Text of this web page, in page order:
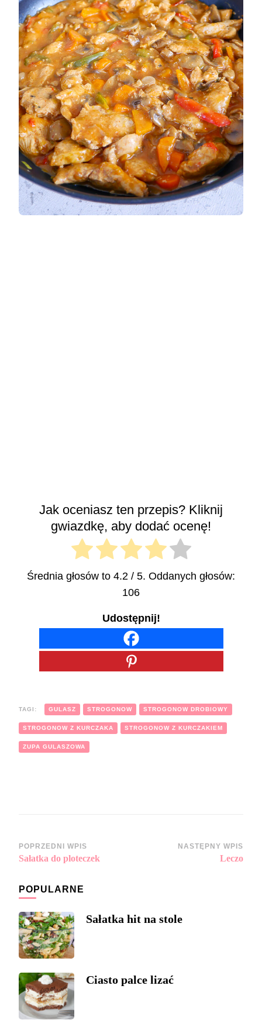
Jak oceniasz ten przepis? Kliknij
gwiazdkę, aby dodać ocenę!
Średnia głosów to 4.2 / 5. Oddanych głosów:
106
Udostępnij!
TAGI: GULASZ STROGONOW STROGONOW DROBIOWY
STROGONOW Z KURCZAKA STROGONOW Z KURCZAKIEM
ZUPA GULASZOWA
Zobacz
wpisy
POPRZEDNI WPIS
Sałatka do ploteczek
NASTĘPNY WPIS
Leczo
POPULARNE
Sałatka hit na stole
Ciasto palce lizać